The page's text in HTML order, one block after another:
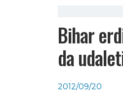
Bihar
da
2012/09/20